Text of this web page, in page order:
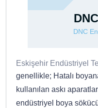
Eskişehir Endüstriyel
genellikle; Hatalı
kullanılan askı
endüstriyel boya